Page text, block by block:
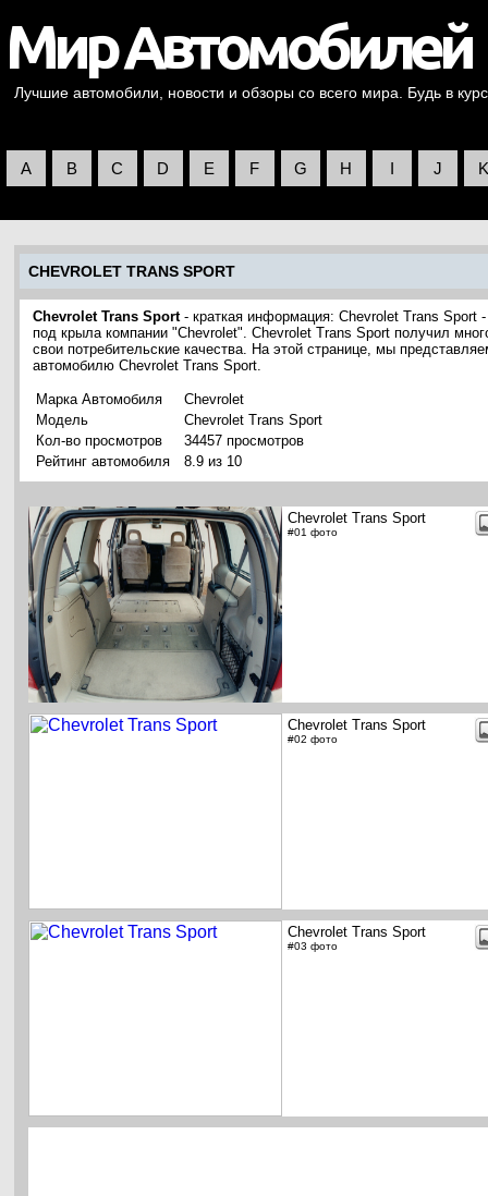
Лучшие автомобили, новости и обзоры со всего мира. Будь в
A B C D E F G H I J K
CHEVROLET TRANS SPORT
Chevrolet Trans Sport- краткая информация: Chevrolet Trans Sport
под крыла компании "Chevrolet". Chevrolet Trans Sport получил
свои потребительские качества. На этой странице, мы
автомобилю Chevrolet Trans Sport.
Марка Автомобиля
Chevrolet
Модель
Chevrolet Trans Sport
Кол-во просмотров
34457 просмотров
Рейтинг автомобиля
8.9 из 10
Chevrolet Trans Sport
#01 фото
Chevrolet Trans Sport
#02 фото
Chevrolet Trans Sport
#03 фото